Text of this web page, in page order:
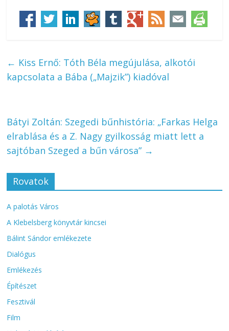
← Kiss Ernő: Tóth Béla megújulása, alkotói
kapcsolata a Bába („Majzik”) kiadóval
Bátyi Zoltán: Szegedi bűnhistória: „Farkas Helga
elrablása és a Z. Nagy gyilkosság miatt lett a
sajtóban Szeged a bűn városa” →
Rovatok
A palotás Város
A Klebelsberg könyvtár kincsei
Bálint Sándor emlékezete
Dialógus
Emlékezés
Építészet
Fesztivál
Film